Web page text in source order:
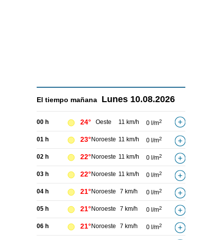
El tiempo mañana Lunes 10.08.2026
00 h 24° Oeste 11 km/h 0 l/m2
01 h 23° Noroeste 11 km/h 0 l/m2
02 h 22° Noroeste 11 km/h 0 l/m2
03 h 22° Noroeste 11 km/h 0 l/m2
04 h 21° Noroeste 7 km/h 0 l/m2
05 h 21° Noroeste 7 km/h 0 l/m2
06 h 21° Noroeste 7 km/h 0 l/m2